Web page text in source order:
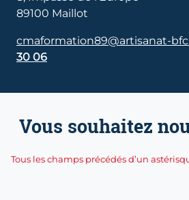
89100 Maillot
cmaformation89@artisanat-
30 06
Vous souhaitez
Tous les champs précédés d’un